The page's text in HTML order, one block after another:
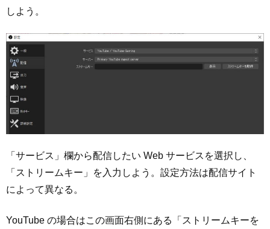
しよう。
「サービス」欄から配信したい Web サービスを選択し、
「ストリームキー」を入力しよう。設定方法は配信サイト
によって異なる。
YouTube の場合はこの画面右側にある「ストリームキーを